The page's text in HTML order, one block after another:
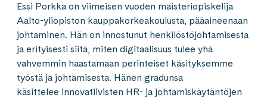
Essi Porkka on viimeisen vuoden maisteriopiskelija
Aalto-yliopiston kauppakorkeakoulusta, pääaineenaan
johtaminen. Hän on innostunut henkilöstöjohtamisesta
ja erityisesti siitä, miten digitaalisuus tulee yhä
vahvemmin haastamaan perinteiset käsityksemme
työstä ja johtamisesta. Hänen gradunsa
käsittelee innovatiivisten HR- ja johtamiskäytäntöjen